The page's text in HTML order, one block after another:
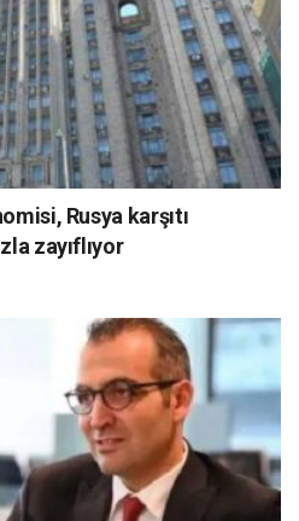
Rusya karşıtı
zayıflıyor